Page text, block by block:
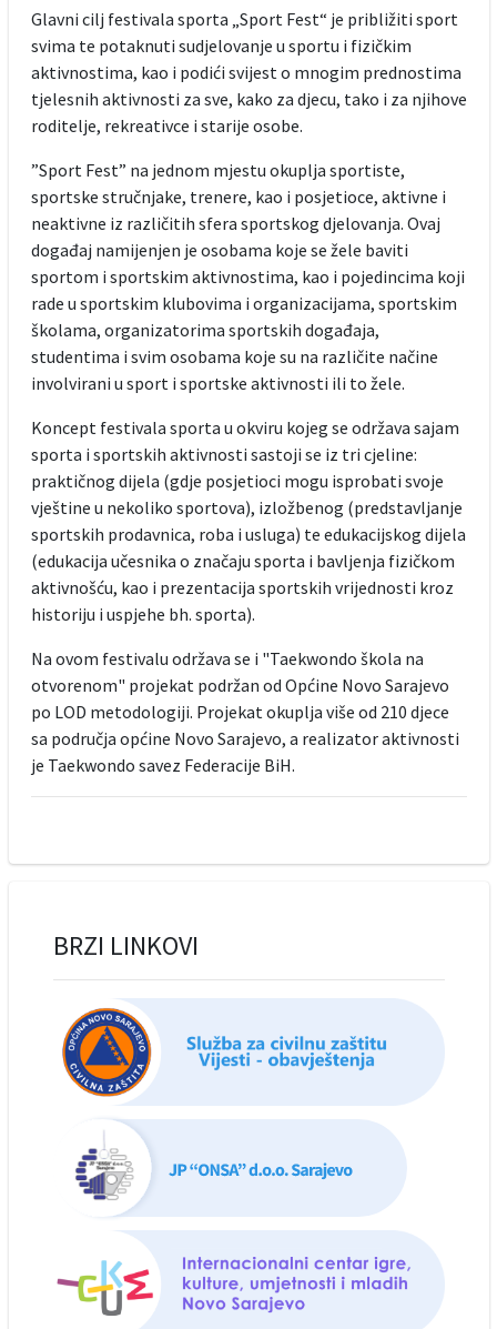
Glavni cilj festivala sporta „Sport Fest“ je približiti sport
svima te potaknuti sudjelovanje u sportu i fizičkim
aktivnostima, kao i podići svijest o mnogim prednostima
tjelesnih aktivnosti za sve, kako za djecu, tako i za njihove
roditelje, rekreativce i starije osobe.
”Sport Fest” na jednom mjestu okuplja sportiste,
sportske stručnjake, trenere, kao i posjetioce, aktivne i
neaktivne iz različitih sfera sportskog djelovanja. Ovaj
događaj namijenjen je osobama koje se žele baviti
sportom i sportskim aktivnostima, kao i pojedincima koji
rade u sportskim klubovima i organizacijama, sportskim
školama, organizatorima sportskih događaja,
studentima i svim osobama koje su na različite načine
involvirani u sport i sportske aktivnosti ili to žele.
Koncept festivala sporta u okviru kojeg se održava sajam
sporta i sportskih aktivnosti sastoji se iz tri cjeline:
praktičnog dijela (gdje posjetioci mogu isprobati svoje
vještine u nekoliko sportova), izložbenog (predstavljanje
sportskih prodavnica, roba i usluga) te edukacijskog dijela
(edukacija učesnika o značaju sporta i bavljenja fizičkom
aktivnošću, kao i prezentacija sportskih vrijednosti kroz
historiju i uspjehe bh. sporta).
Na ovom festivalu održava se i "Taekwondo škola na
otvorenom" projekat podržan od Općine Novo Sarajevo
po LOD metodologiji. Projekat okuplja više od 210 djece
sa područja općine Novo Sarajevo, a realizator aktivnosti
je Taekwondo savez Federacije BiH.
BRZI LINKOVI